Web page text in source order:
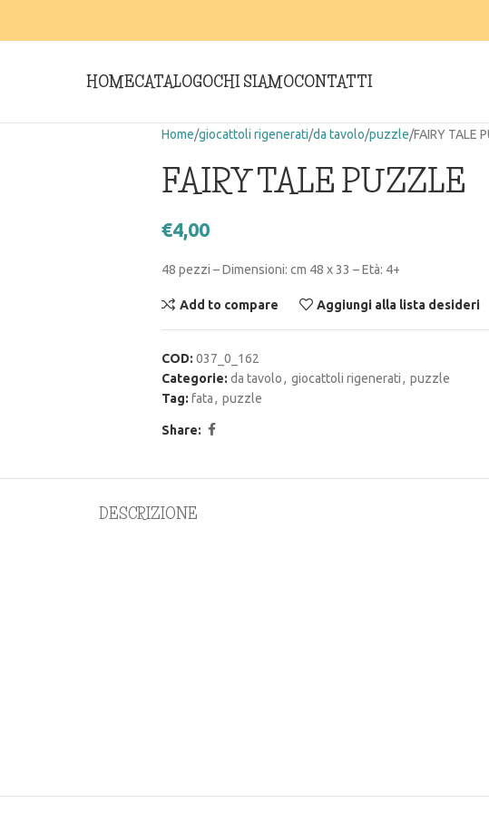
HOMECATALOGOCHI SIAMOCONTATTI
Home giocattoli rigenerati da tavolo puzzle FAIRY TALE
FAIRY TALE PUZZLE
€4,00
48 pezzi – Dimensioni: cm 48 x 33 – Età: 4+
Add to compare Aggiungi alla lista desideri
COD: 037_0_162
Categorie: da tavolo, giocattoli rigenerati, puzzle
Tag: fata, puzzle
Share:
DESCRIZIONE